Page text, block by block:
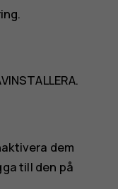
.
.
dem
till den på